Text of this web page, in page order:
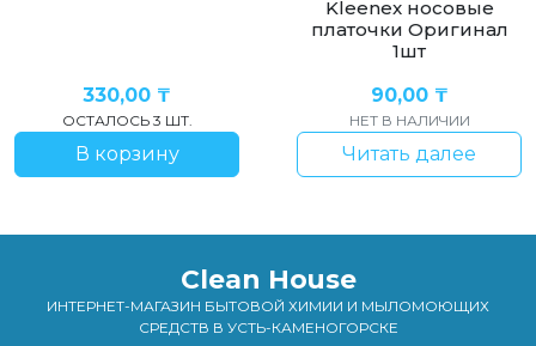
330,00 ₸
ОСТАЛОСЬ 3 ШТ.
В корзину
Kleenex носовые
платочки Оригинал
1шт
90,00 ₸
НЕТ В НАЛИЧИИ
Читать далее
Clean House
ИНТЕРНЕТ-МАГАЗИН БЫТОВОЙ ХИМИИ И МЫЛОМОЮЩИХ
СРЕДСТВ В УСТЬ-КАМЕНОГОРСКЕ